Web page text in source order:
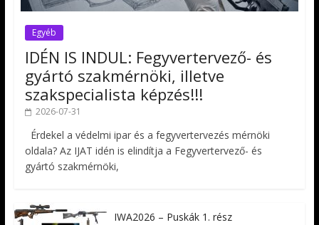
Egyéb
IDÉN IS INDUL: Fegyvertervező- és
gyártó szakmérnöki, illetve
szakspecialista képzés!!!
2026-07-31
Érdekel a védelmi ipar és a fegyvertervezés mérnöki
oldala? Az IJAT idén is elindítja a Fegyvertervező- és
gyártó szakmérnöki,
IWA2026 – Puskák 1. rész